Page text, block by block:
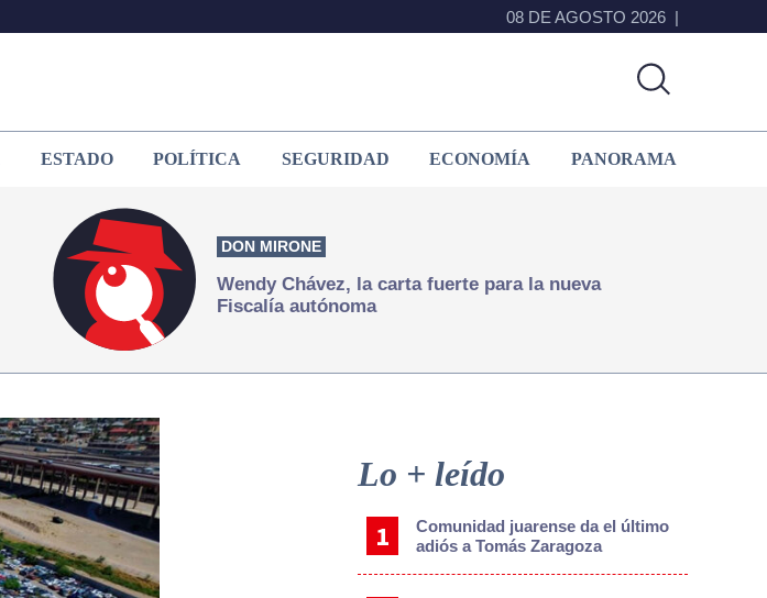
08 DE AGOSTO 2026
ESTADO POLÍTICA SEGURIDAD ECONOMÍA PANORAMA
DON MIRONE
Wendy Chávez, la carta fuerte para la nueva
Fiscalía autónoma
Sidebar
Lo + leído
Comunidad juarense da el último
adiós a Tomás Zaragoza